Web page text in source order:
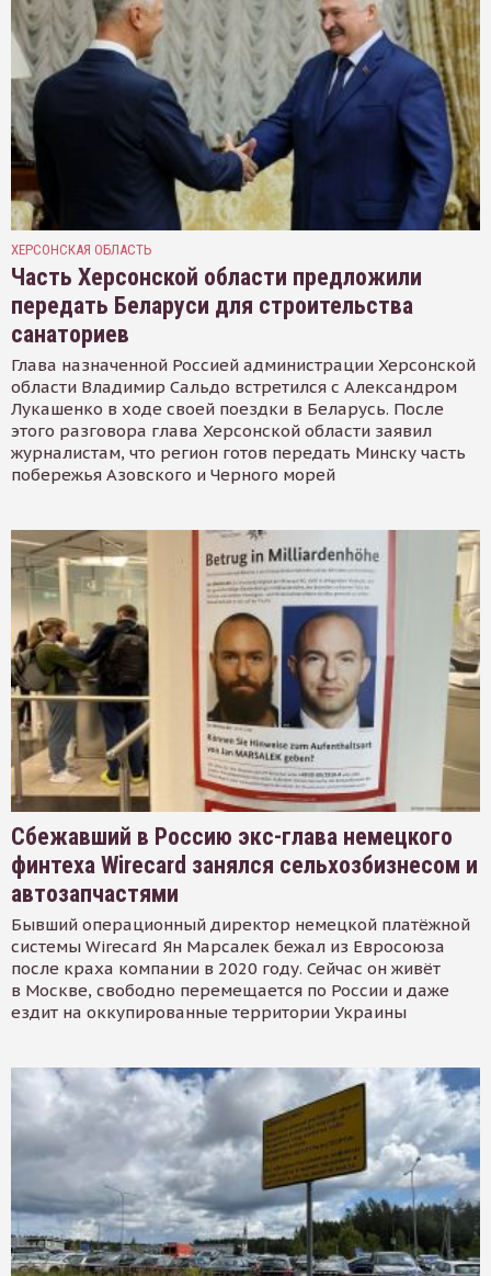
ХЕРСОНСКАЯ ОБЛАСТЬ
Часть Херсонской области предложили
передать Беларуси для строительства
санаториев
Глава назначенной Россией администрации Херсонской
области Владимир Сальдо встретился с Александром
Лукашенко в ходе своей поездки в Беларусь. После
этого разговора глава Херсонской области заявил
журналистам, что регион готов передать Минску часть
побережья Азовского и Черного морей
Сбежавший в Россию экс-глава немецкого
финтеха Wirecard занялся сельхозбизнесом и
автозапчастями
Бывший операционный директор немецкой платёжной
системы Wirecard Ян Марсалек бежал из Евросоюза
после краха компании в 2020 году. Сейчас он живёт
в Москве, свободно перемещается по России и даже
ездит на оккупированные территории Украины